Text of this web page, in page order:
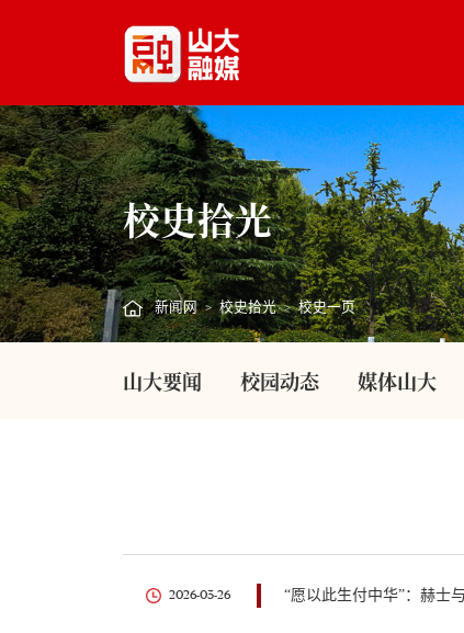
校史拾光
新闻网 > 校史拾光 > 校史一页
山大要闻 校园动态 媒体山大
“愿以此生付中华”：赫士
2026-03-26